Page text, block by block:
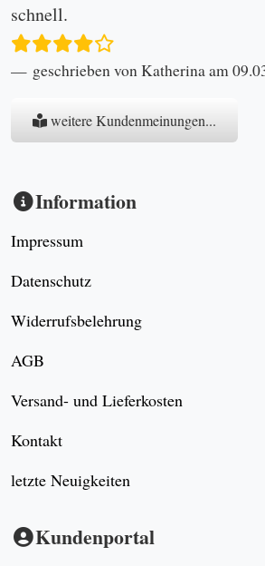
schnell.
geschrieben von Katherina am
weitere Kundenmeinungen...
Information
Impressum
Datenschutz
Widerrufsbelehrung
AGB
Versand- und Lieferkosten
Kontakt
letzte Neuigkeiten
Kundenportal